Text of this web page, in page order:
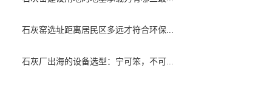
石灰窑选址距离居民区多远才符合环保...
石灰厂出海的设备选型：宁可笨，不可...